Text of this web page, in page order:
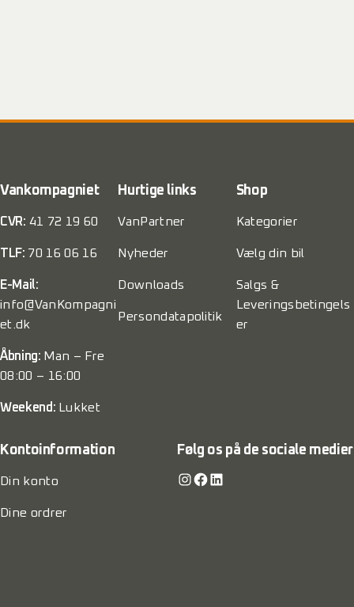
Vankompagniet
CVR: 41 72 19 60
TLF: 70 16 06 16
E-Mail:
info@VanKompagni
et.dk
Åbning: Man – Fre
08:00 – 16:00
Weekend: Lukket
Hurtige links
VanPartner
Nyheder
Downloads
Persondatapolitik
Shop
Kategorier
Vælg din bil
Salgs &
Leveringsbetingels
er
Kontoinformation
Din konto
Dine ordrer
Følg os på de sociale medier
Instagram Facebook LinkedIn